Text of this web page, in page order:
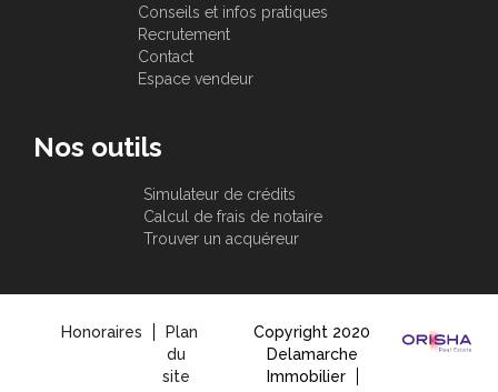
Conseils et infos pratiques
Recrutement
Contact
Espace vendeur
Nos outils
Simulateur de crédits
Calcul de frais de notaire
Trouver un acquéreur
Honoraires
Plan
du
site
Copyright 2020
Delamarche
Immobilier